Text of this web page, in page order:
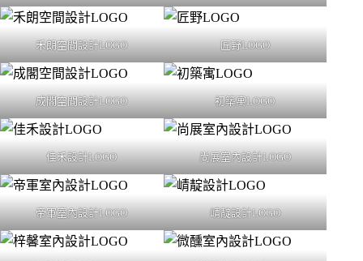
禾朗空間設計LOGO 匠野LOGO
成閣空間設計LOGO 初築寓LOGO
佳禾設計LOGO 尚展室內設計LOGO
帝軍室內設計LOGO 崝靛設計LOGO